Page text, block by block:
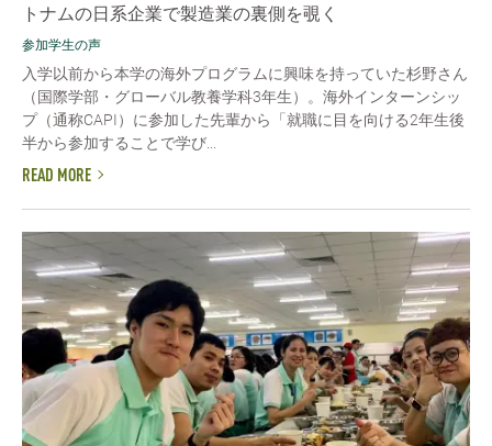
トナムの日系企業で製造業の裏側を覗く
参加学生の声
入学以前から本学の海外プログラムに興味を持っていた杉野さん
（国際学部・グローバル教養学科3年生）。海外インターンシッ
プ（通称CAPI）に参加した先輩から「就職に目を向ける2年生後
半から参加することで学び...
READ MORE